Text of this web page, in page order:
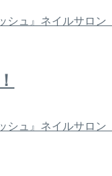
シュ』ネイルサロ
シュ』ネイルサロ